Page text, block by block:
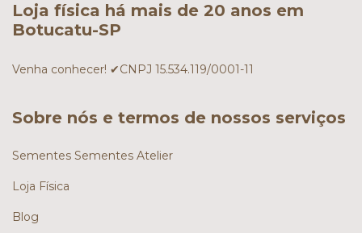
Loja física há mais de 20 anos em
Botucatu-SP
Venha conhecer! ✔CNPJ 15.534.119/0001-11
Sobre nós e termos de nossos serviços
Sementes Sementes Atelier
Loja Física
Blog